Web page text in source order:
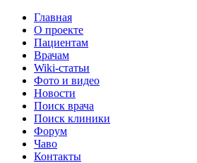
Главная
О проекте
Пациентам
Врачам
Wiki-статьи
Фото и видео
Новости
Поиск врача
Поиск клиники
Форум
Чаво
Контакты